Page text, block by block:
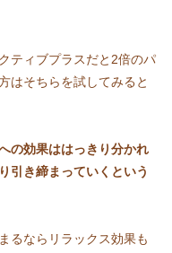
ティブプラスだと2倍のパ
はそちらを試してみると
の効果ははっきり分かれ
引き締まっていくという
るならリラックス効果も